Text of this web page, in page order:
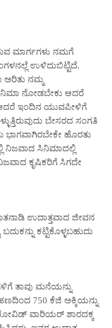
ಮಾರ್ಗಗಳು ನಮಗೆ
ಉಳಿದುಬಿಟ್ಟಿದೆ.
ಅರಿತು ನಮ್ಮ
ಸಿನಿಮಾ ನೋಡಬೇಕು ಆದರೆ
ಆದರೆ ಇಂದಿನ ಯುವಪೀಳಿಗೆ
ಬೇಸರದ ಸಂಗತಿ
ಹೊರತು
ನಿಜವಾದ ಸಿನಿಮಾದಲ್ಲಿ
ಕೃಷಿಕರಿಗೆ ಸಿಗದೇ
ಉದಾತ್ತವಾದ ಜೀವನ
ಕಟ್ಟಿಕೊಳ್ಳಬಹುದು
ತಾವು ಮನೆಯನ್ನು
750 ಕೆಜಿ ಅಕ್ಕಿಯನ್ನು
ವಾರಿಯರ್ ಶಾರದಕ್ಕ